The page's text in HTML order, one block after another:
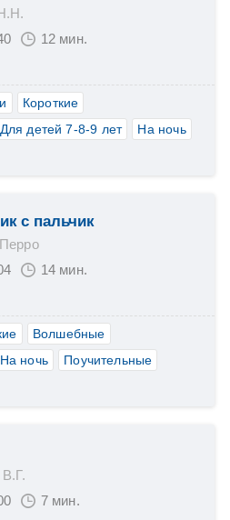
12 мин.
Короткие
Для детей 7-8-9 лет
На ночь
с пальчик
14 мин.
Волшебные
На ночь
Поучительные
7 мин.